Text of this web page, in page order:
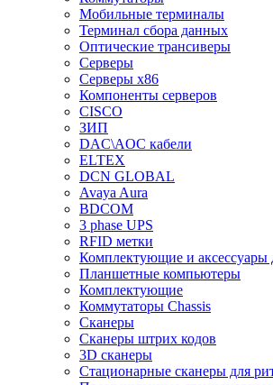
Мобильные терминалы
Терминал сбора данных
Оптические трансиверы
Серверы
Серверы x86
Компоненты серверов
CISCO
ЗИП
DAC\AOC кабели
ELTEX
DCN GLOBAL
Avaya Aura
BDCOM
3 phase UPS
RFID метки
Комплектующие и
Планшетные компьютеры
Комплектующие
Коммутаторы Chassis
Сканеры
Сканеры штрих кодов
3D сканеры
Стационарные сканеры для